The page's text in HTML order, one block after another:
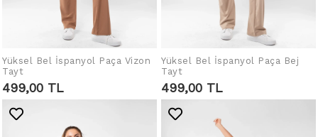
SEPETE EKLE
Yüksel Bel İspanyol Paça Vizon
Tayt
499,00 TL
SEPETE EKLE
Yüksel Bel İspanyol Paça Bej
Tayt
499,00 TL